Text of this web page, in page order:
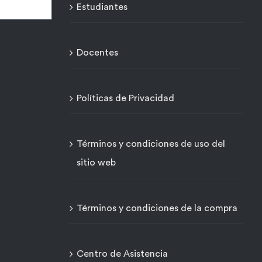
Estudiantes
Docentes
Políticas de Privacidad
Términos y condiciones de uso del
sitio web
Términos y condiciones de la compra
Centro de Asistencia